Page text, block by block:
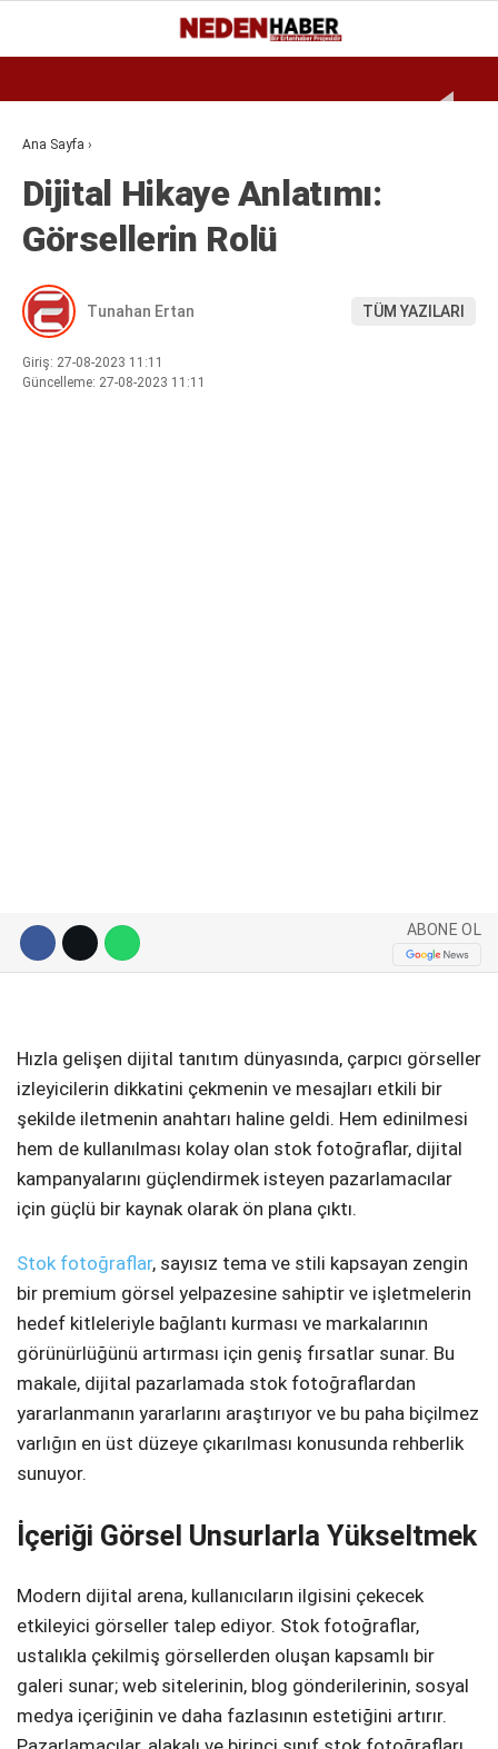
27.8
BURSA
EKONOMI
BIYOGRAFI
SPOR
MAGAZIN
Ana Sayfa ›
Dijital Hikaye Anlatımı:
Görsellerin Rolü
Tunahan Ertan TÜM YAZILARI
Giriş: 27-08-2023 11:11
Güncelleme: 27-08-2023 11:11
ABONE OL
Hızla gelişen dijital tanıtım dünyasında, çarpıcı görseller
izleyicilerin dikkatini çekmenin ve mesajları etkili bir
şekilde iletmenin anahtarı haline geldi. Hem edinilmesi
hem de kullanılması kolay olan stok fotoğraflar, dijital
kampanyalarını güçlendirmek isteyen pazarlamacılar
için güçlü bir kaynak olarak ön plana çıktı.
Stok fotoğraflar, sayısız tema ve stili kapsayan zengin
bir premium görsel yelpazesine sahiptir ve işletmelerin
hedef kitleleriyle bağlantı kurması ve markalarının
görünürlüğünü artırması için geniş fırsatlar sunar. Bu
makale, dijital pazarlamada stok fotoğraflardan
yararlanmanın yararlarını araştırıyor ve bu paha biçilmez
varlığın en üst düzeye çıkarılması konusunda rehberlik
sunuyor.
İçeriği Görsel Unsurlarla Yükseltmek
Modern dijital arena, kullanıcıların ilgisini çekecek
etkileyici görseller talep ediyor. Stok fotoğraflar,
ustalıkla çekilmiş görsellerden oluşan kapsamlı bir
galeri sunar; web sitelerinin, blog gönderilerinin, sosyal
medya içeriğinin ve daha fazlasının estetiğini artırır.